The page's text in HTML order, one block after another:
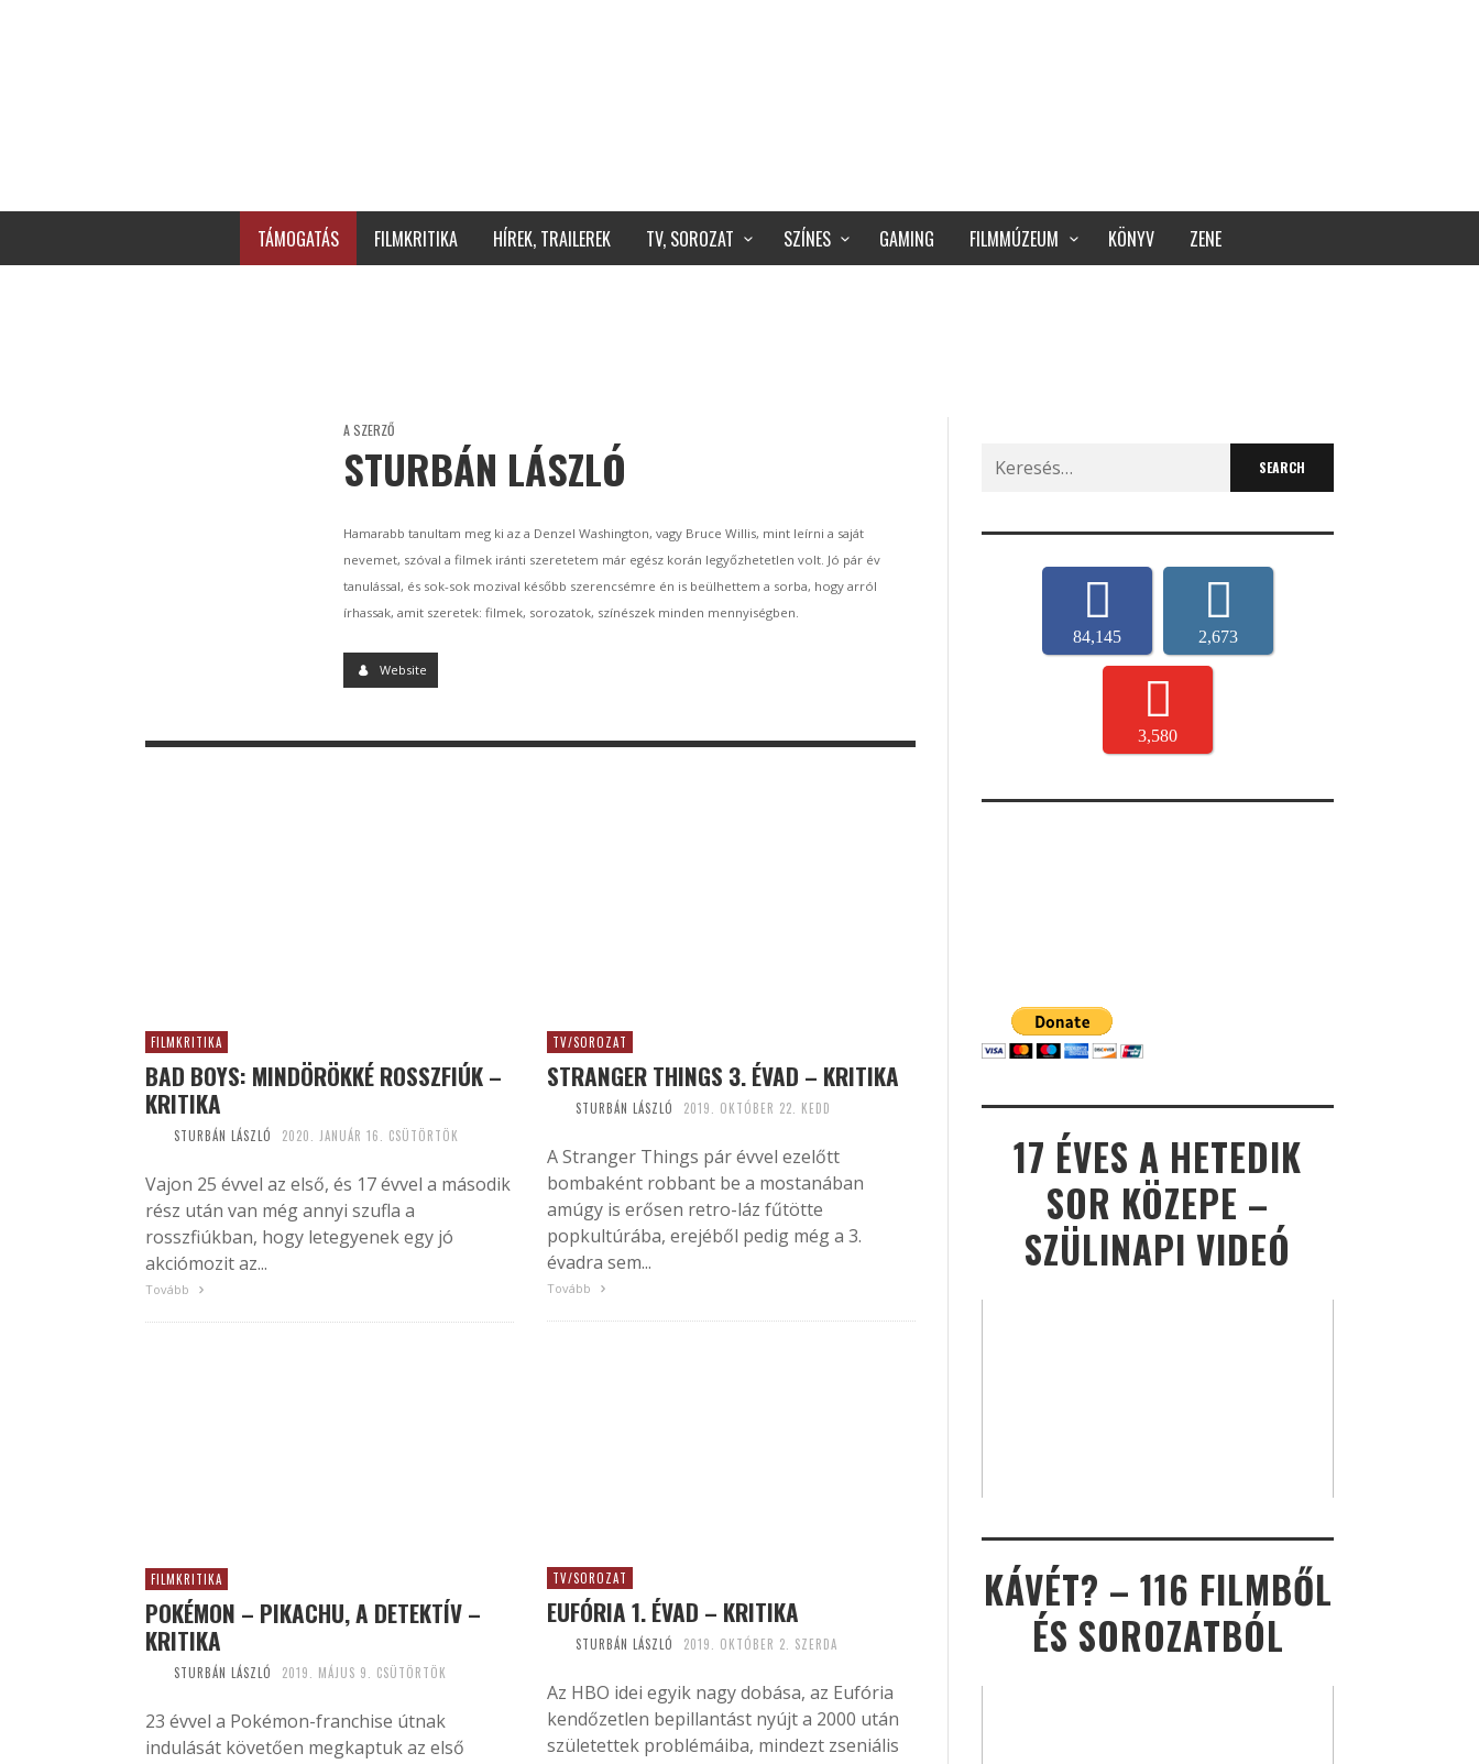
TÁMOGATÁS FILMKRITIKA HÍREK, TRAILEREK TV, SOROZAT SZÍNES GAMING FILMMÚZEUM KÖNYV ZENE
A SZERZŐ
STURBÁN LÁSZLÓ
Hamarabb tanultam meg ki az a Denzel Washington, vagy Bruce Willis, mint leírni a saját
nevemet, szóval a filmek iránti szeretetem már egész korán legyőzhetetlen volt. Jó pár év
tanulással, és sok-sok mozival később szerencsémre én is beülhettem a sorba, hogy arról
írhassak, amit szeretek: filmek, sorozatok, színészek minden mennyiségben.
Website
FILMKRITIKA
BAD BOYS: MINDÖRÖKKÉ ROSSZFIÚK –
KRITIKA
STURBÁN LÁSZLÓ 2020. JANUÁR 16. CSÜTÖRTÖK
Vajon 25 évvel az első, és 17 évvel a második
rész után van még annyi szufla a
rosszfiúkban, hogy letegyenek egy jó
akciómozit az...
Tovább
TV/SOROZAT
STRANGER THINGS 3. ÉVAD – KRITIKA
STURBÁN LÁSZLÓ 2019. OKTÓBER 22. KEDD
A Stranger Things pár évvel ezelőtt
bombaként robbant be a mostanában
amúgy is erősen retro-láz fűtötte
popkultúrába, erejéből pedig még a 3.
évadra sem...
Tovább
TV/SOROZAT
EUFÓRIA 1. ÉVAD – KRITIKA
STURBÁN LÁSZLÓ 2019. OKTÓBER 2. SZERDA
Az HBO idei egyik nagy dobása, az Eufória
kendőzetlen bepillantást nyújt a 2000 után
születettek problémáiba, mindezt zseniális
FILMKRITIKA
POKÉMON – PIKACHU, A DETEKTÍV –
KRITIKA
STURBÁN LÁSZLÓ 2019. MÁJUS 9. CSÜTÖRTÖK
23 évvel a Pokémon-franchise útnak
indulását követően megkaptuk az első
Search
for:
84,145 2,673
3,580
17 ÉVES A HETEDIK
SOR KÖZEPE –
SZÜLINAPI VIDEÓ
KÁVÉT? – 116 FILMBŐL
ÉS SOROZATBÓL